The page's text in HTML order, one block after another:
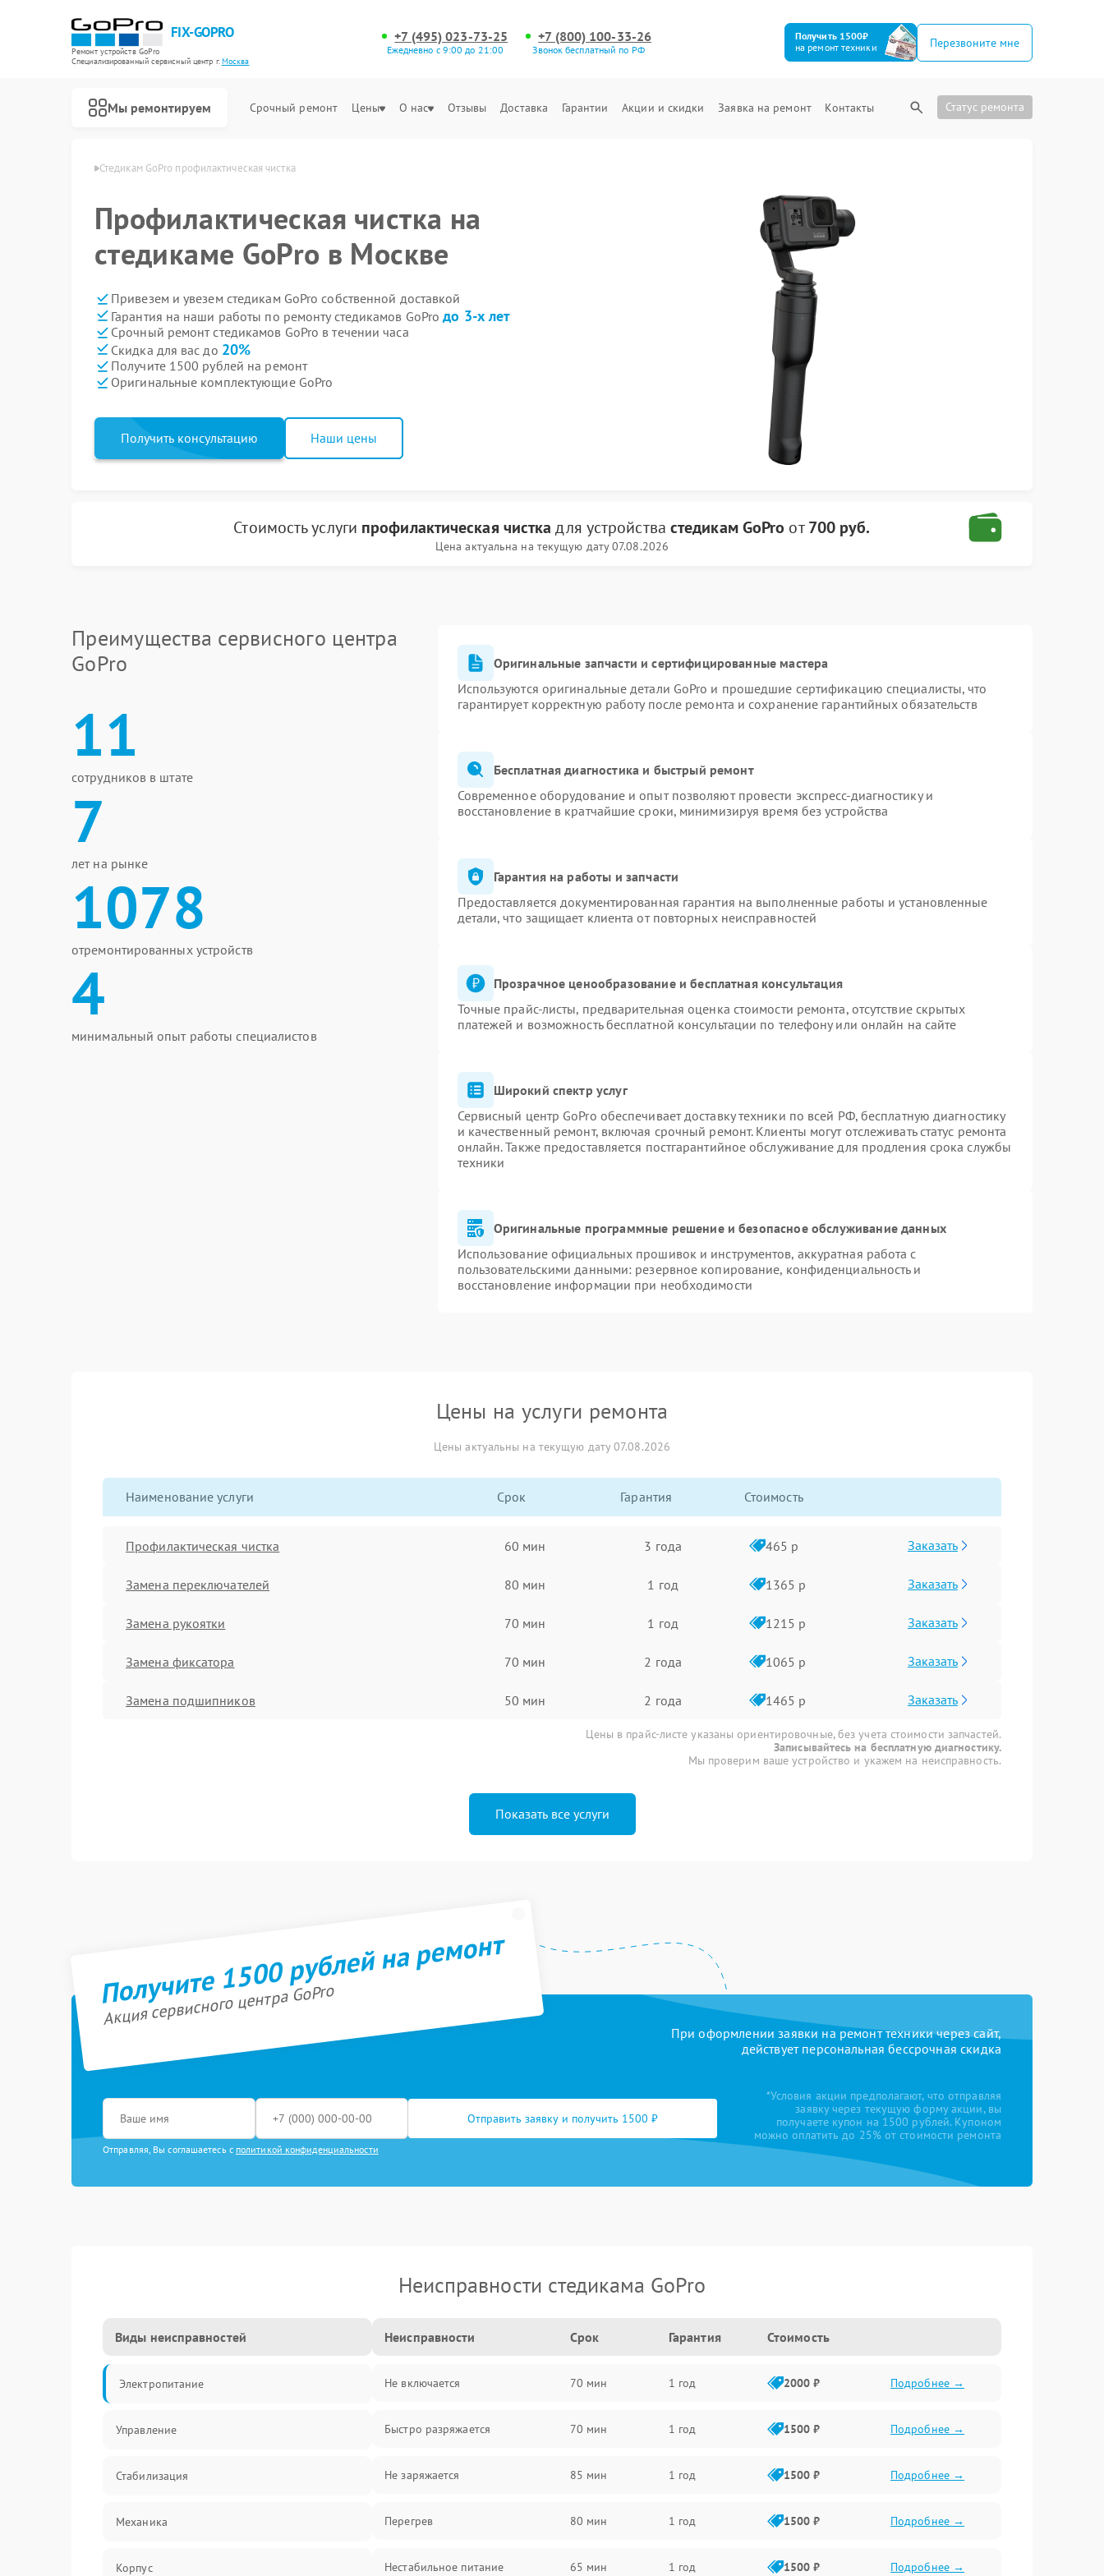
FIX-GOPRO
Ремонт устройств GoPro
Специализированный cервисный центр г.Москва
+7 (495) 023-73-25
Ежедневно с 9:00 до 21:00
+7 (800) 100-33-26
Звонок бесплатный по РФ
Получить 1500₽
на ремонт техники
Перезвоните мне
Мы ремонтируем Срочный ремонт Цены О нас Отзывы Доставка Гарантии Акции и скидки Заявка на ремонт Контакты Статус ремонта
Стедикам GoPro профилактическая чистка
Профилактическая чистка на
стедикаме GoPro в Москве
Привезем и увезем стедикам GoPro собственной доставкой
Гарантия на наши работы по ремонту стедикамов GoProдо 3-х лет
Срочный ремонт стедикамов GoPro в течении часа
Скидка для вас до 20%
Получите 1500 рублей на ремонт
Оригинальные комплектующие GoPro
Получить консультацию Наши цены
Стоимость услуги профилактическая чистка для устройства стедикам GoPro от700 руб.
Цена актуальна на текущую дату 07.08.2026
Преимущества сервисного центра
GoPro
11
сотрудников в штате
7
лет на рынке
1078
отремонтированных устройств
4
минимальный опыт работы специалистов
Оригинальные запчасти и сертифицированные мастера
Используются оригинальные детали GoPro и прошедшие сертификацию специалисты, что
гарантирует корректную работу после ремонта и сохранение гарантийных обязательств
Бесплатная диагностика и быстрый ремонт
Современное оборудование и опыт позволяют провести экспресс-диагностику и
восстановление в кратчайшие сроки, минимизируя время без устройства
Гарантия на работы и запчасти
Предоставляется документированная гарантия на выполненные работы и установленные
детали, что защищает клиента от повторных неисправностей
Прозрачное ценообразование и бесплатная консультация
Точные прайс-листы, предварительная оценка стоимости ремонта, отсутствие скрытых
платежей и возможность бесплатной консультации по телефону или онлайн на сайте
Широкий спектр услуг
Сервисный центр GoPro обеспечивает доставку техники по всей РФ, бесплатную диагностику
и качественный ремонт, включая срочный ремонт. Клиенты могут отслеживать статус ремонта
онлайн. Также предоставляется постгарантийное обслуживание для продления срока службы
техники
Оригинальные программные решение и безопасное обслуживание данных
Использование официальных прошивок и инструментов, аккуратная работа с
пользовательскими данными: резервное копирование, конфиденциальность и
восстановление информации при необходимости
Цены на услуги ремонта
Цены актуальны на текущую дату 07.08.2026
Наименование услуги Срок Гарантия Стоимость
Профилактическая чистка 60 мин 3 года 465 р Заказать
Замена переключателей 80 мин 1 год 1365 р Заказать
Замена рукоятки 70 мин 1 год 1215 р Заказать
Замена фиксатора 70 мин 2 года 1065 р Заказать
Замена подшипников 50 мин 2 года 1465 р Заказать
Цены в прайс-листе указаны ориентировочные, без учета стоимости запчастей.
Записывайтесь на бесплатную диагностику.
Мы проверим ваше устройство и укажем на неисправность.
Показать все услуги
Получите 1500 рублей на ремонт
Акция сервисного центра GoPro
При оформлении заявки на ремонт техники через сайт,
действует персональная бессрочная скидка
Отправить заявку и получить 1500 ₽
Отправляя, Вы соглашаетесь с политикой конфиденциальности
*Условия акции предполагают, что отправляя
заявку через текущую форму акции, вы
получаете купон на 1500 рублей. Купоном
можно оплатить до 25% от стоимости ремонта
Неисправности стедикама GoPro
Виды неисправностей
Электропитание
Управление
Стабилизация
Механика
Корпус
Неисправности Срок Гарантия Стоимость
Не включается 70 мин 1 год 2000 ₽ Подробнее →
Быстро разряжается 70 мин 1 год 1500 ₽ Подробнее →
Не заряжается 85 мин 1 год 1500 ₽ Подробнее →
Перегрев 80 мин 1 год 1500 ₽ Подробнее →
Нестабильное питание 65 мин 1 год 1500 ₽ Подробнее →